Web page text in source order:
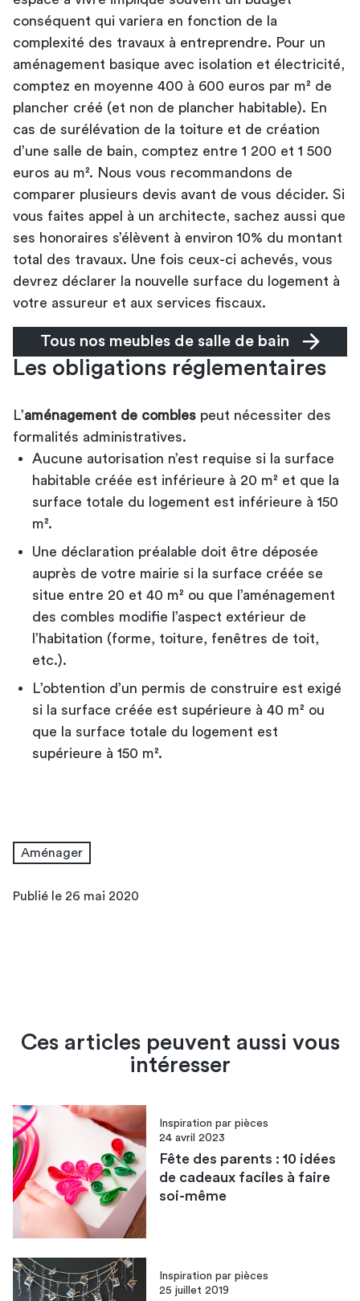
conséquent qui variera en fonction de la
complexité des travaux à entreprendre. Pour un
aménagement basique avec isolation et électricité,
comptez en moyenne 400 à 600 euros par m² de
plancher créé (et non de plancher habitable). En
cas de surélévation de la toiture et de création
d’une salle de bain, comptez entre 1 200 et 1 500
euros au m². Nous vous recommandons de
comparer plusieurs devis avant de vous décider. Si
vous faites appel à un architecte, sachez aussi que
ses honoraires s’élèvent à environ 10% du montant
total des travaux. Une fois ceux-ci achevés, vous
devrez déclarer la nouvelle surface du logement à
votre assureur et aux services fiscaux.
Tous nos meubles de salle de bain
Les obligations réglementaires
L’aménagement de combles peut nécessiter des
formalités administratives.
Aucune autorisation n’est requise si la surface
habitable créée est inférieure à 20 m² et que la
surface totale du logement est inférieure à 150
m².
Une déclaration préalable doit être déposée
auprès de votre mairie si la surface créée se
situe entre 20 et 40 m² ou que l’aménagement
des combles modifie l’aspect extérieur de
l’habitation (forme, toiture, fenêtres de toit,
etc.).
L’obtention d’un permis de construire est exigé
si la surface créée est supérieure à 40 m² ou
que la surface totale du logement est
supérieure à 150 m².
Aménager
Publié le 26 mai 2020
Ces articles peuvent aussi vous
intéresser
Inspiration par pièces
24 avril 2023
Fête des parents : 10 idées
de cadeaux faciles à faire
soi-même
Inspiration par pièces
25 juillet 2019